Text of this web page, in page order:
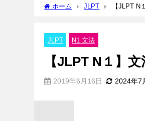
ホーム JLPT 【JLPT N
JLPT N1 文法
【JLPT N１】
2019年6月16日 2024年7